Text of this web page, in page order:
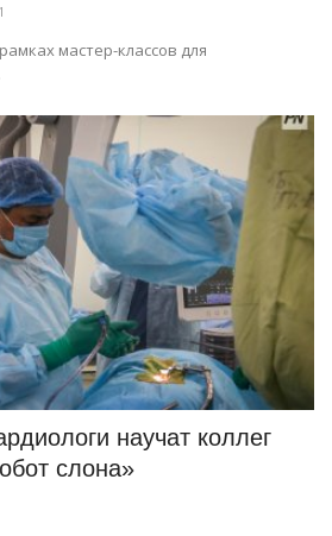
мастер-классов для
научат коллег
слона»